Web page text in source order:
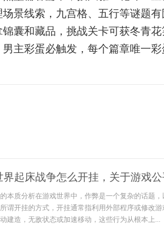
景线索，九宫格、五行等谜题
囊和藏品，挑战关卡可获冬青
主彩蛋必触发，每个篇章唯一
界起床战争怎么开挂，关于游戏
本质分析在游戏世界中，作弊是一个复杂的话题
谓开挂的方式，开挂通常指利用外部程序或修改
建造，无敌状态或加速移动，这些行为从根本上...